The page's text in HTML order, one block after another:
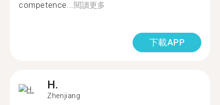
competence...閱讀更多
下載APP
H.
Zhenjiang